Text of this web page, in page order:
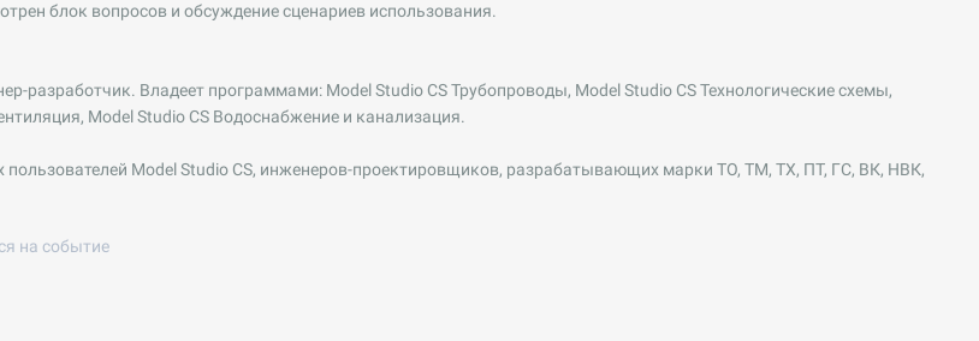
блок вопросов и обсуждение сценариев использования.
разработчик. Владеет программами: Model Studio CS Трубопроводы, Model Studio CS Технологические схемы,
Model Studio CS Водоснабжение и канализация.
пользователей Model Studio CS, инженеров-проектировщиков, разрабатывающих марки TO, TM, TX, ПТ, ГС, ВК, НВК,
на событие